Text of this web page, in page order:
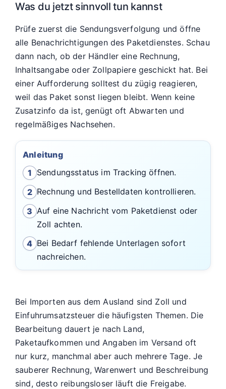
Was du jetzt sinnvoll tun kannst
Prüfe zuerst die Sendungsverfolgung und öffne
alle Benachrichtigungen des Paketdienstes. Schau
dann nach, ob der Händler eine Rechnung,
Inhaltsangabe oder Zollpapiere geschickt hat. Bei
einer Aufforderung solltest du zügig reagieren,
weil das Paket sonst liegen bleibt. Wenn keine
Zusatzinfo da ist, genügt oft Abwarten und
regelmäßiges Nachsehen.
Anleitung
1 Sendungsstatus im Tracking öffnen.
2 Rechnung und Bestelldaten kontrollieren.
3 Auf eine Nachricht vom Paketdienst oder
Zoll achten.
4 Bei Bedarf fehlende Unterlagen sofort
nachreichen.
Bei Importen aus dem Ausland sind Zoll und
Einfuhrumsatzsteuer die häufigsten Themen. Die
Bearbeitung dauert je nach Land,
Paketaufkommen und Angaben im Versand oft
nur kurz, manchmal aber auch mehrere Tage. Je
sauberer Rechnung, Warenwert und Beschreibung
sind, desto reibungsloser läuft die Freigabe.